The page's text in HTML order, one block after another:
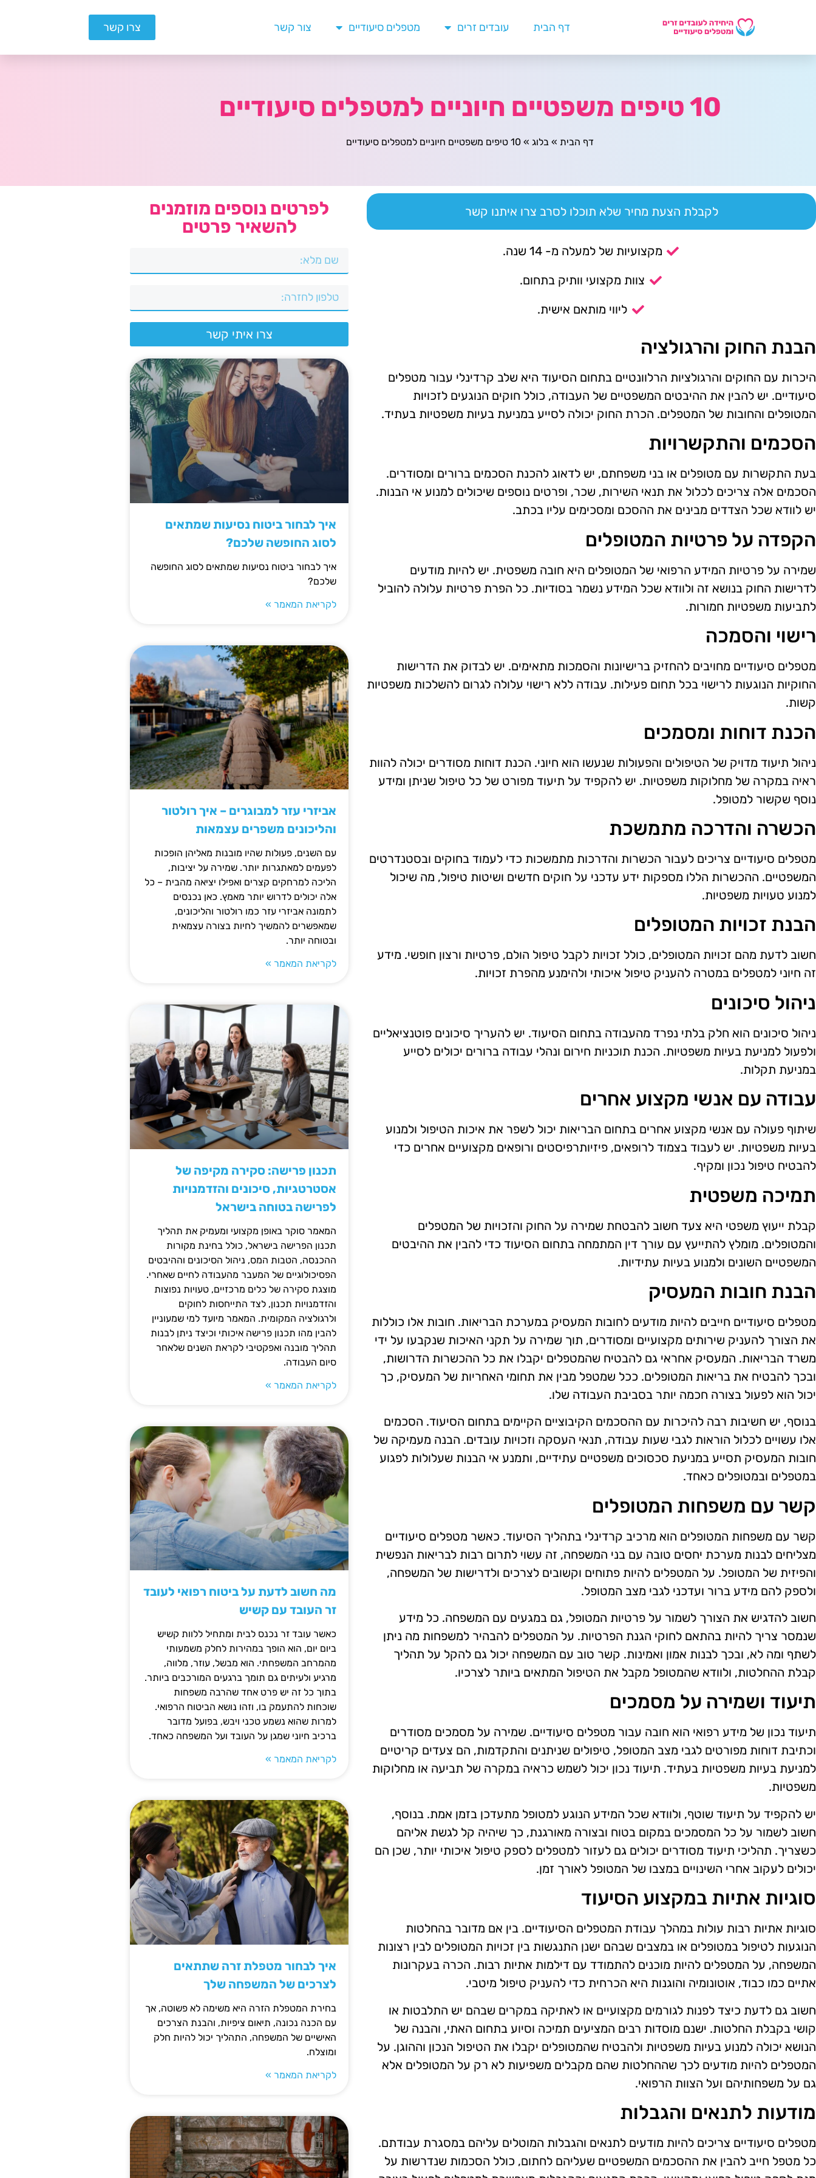
דף הבית עובדים זרים מטפלים סיעודיים צור קשר צרו קשר
10 טיפים משפטיים חיוניים למטפלים סיעודיים
דף הבית » בלוג » 10 טיפים משפטיים חיוניים למטפלים סיעודיים
לקבלת הצעת מחיר שלא תוכלו לסרב צרו איתנו קשר
מקצועיות של למעלה מ- 14 שנה.
צוות מקצועי וותיק בתחום.
ליווי מותאם אישית.
הבנת החוק והרגולציה
היכרות עם החוקים והרגולציות הרלוונטיים בתחום הסיעוד היא שלב קרדינלי עבור מטפלים
סיעודיים. יש להבין את ההיבטים המשפטיים של העבודה, כולל חוקים הנוגעים לזכויות
המטופלים והחובות של המטפלים. הכרת החוק יכולה לסייע במניעת בעיות משפטיות בעתיד.
הסכמים והתקשרויות
בעת התקשרות עם מטופלים או בני משפחתם, יש לדאוג להכנת הסכמים ברורים ומסודרים.
הסכמים אלה צריכים לכלול את תנאי השירות, שכר, ופרטים נוספים שיכולים למנוע אי הבנות.
יש לוודא שכל הצדדים מבינים את ההסכם ומסכימים עליו בכתב.
הקפדה על פרטיות המטופלים
שמירה על פרטיות המידע הרפואי של המטופלים היא חובה משפטית. יש להיות מודעים
לדרישות החוק בנושא זה ולוודא שכל המידע נשמר בסודיות. כל הפרת פרטיות עלולה להוביל
לתביעות משפטיות חמורות.
רישוי והסמכה
מטפלים סיעודיים מחויבים להחזיק ברישיונות והסמכות מתאימים. יש לבדוק את הדרישות
החוקיות הנוגעות לרישוי בכל תחום פעילות. עבודה ללא רישוי עלולה לגרום להשלכות משפטיות
קשות.
הכנת דוחות ומסמכים
ניהול תיעוד מדויק של הטיפולים והפעולות שנעשו הוא חיוני. הכנת דוחות מסודרים יכולה להוות
ראיה במקרה של מחלוקות משפטיות. יש להקפיד על תיעוד מפורט של כל טיפול שניתן ומידע
נוסף שקשור למטופל.
הכשרה והדרכה מתמשכת
מטפלים סיעודיים צריכים לעבור הכשרות והדרכות מתמשכות כדי לעמוד בחוקים ובסטנדרטים
המשפטיים. ההכשרות הללו מספקות ידע עדכני על חוקים חדשים ושיטות טיפול, מה שיכול
למנוע טעויות משפטיות.
הבנת זכויות המטופלים
חשוב לדעת מהם זכויות המטופלים, כולל זכויות לקבל טיפול הולם, פרטיות ורצון חופשי. מידע
זה חיוני למטפלים במטרה להעניק טיפול איכותי ולהימנע מהפרת זכויות.
ניהול סיכונים
ניהול סיכונים הוא חלק בלתי נפרד מהעבודה בתחום הסיעוד. יש להעריך סיכונים פוטנציאליים
ולפעול למניעת בעיות משפטיות. הכנת תוכניות חירום ונהלי עבודה ברורים יכולים לסייע
במניעת תקלות.
עבודה עם אנשי מקצוע אחרים
שיתוף פעולה עם אנשי מקצוע אחרים בתחום הבריאות יכול לשפר את איכות הטיפול ולמנוע
בעיות משפטיות. יש לעבוד בצמוד לרופאים, פיזיותרפיסטים ורופאים מקצועיים אחרים כדי
להבטיח טיפול נכון ומקיף.
תמיכה משפטית
קבלת ייעוץ משפטי היא צעד חשוב להבטחת שמירה על החוק והזכויות של המטפלים
והמטופלים. מומלץ להתייעץ עם עורך דין המתמחה בתחום הסיעוד כדי להבין את ההיבטים
המשפטיים השונים ולמנוע בעיות עתידיות.
הבנת חובות המעסיק
מטפלים סיעודיים חייבים להיות מודעים לחובות המעסיק במערכת הבריאות. חובות אלו כוללות
את הצורך להעניק שירותים מקצועיים ומסודרים, תוך שמירה על תקני האיכות שנקבעו על ידי
משרד הבריאות. המעסיק אחראי גם להבטיח שהמטפלים יקבלו את כל ההכשרות הדרושות,
ובכך להבטיח את בריאות המטופלים. ככל שמטפל מבין את תחומי האחריות של המעסיק, כך
יכול הוא לפעול בצורה חכמה יותר בסביבת העבודה שלו.
בנוסף, יש חשיבות רבה להיכרות עם ההסכמים הקיבוציים הקיימים בתחום הסיעוד. הסכמים
אלו עשויים לכלול הוראות לגבי שעות עבודה, תנאי העסקה וזכויות עובדים. הבנה מעמיקה של
חובות המעסיק תסייע במניעת סכסוכים משפטיים עתידיים, ותמנע אי הבנות שעלולות לפגוע
במטפלים ובמטופלים כאחד.
קשר עם משפחות המטופלים
קשר עם משפחות המטופלים הוא מרכיב קרדינלי בתהליך הסיעוד. כאשר מטפלים סיעודיים
מצליחים לבנות מערכת יחסים טובה עם בני המשפחה, זה עשוי לתרום רבות לבריאות הנפשית
והפיזית של המטופל. על המטפלים להיות פתוחים וקשובים לצרכים ולדרישות של המשפחה,
ולספק להם מידע ברור ועדכני לגבי מצב המטופל.
חשוב להדגיש את הצורך לשמור על פרטיות המטופל, גם במגעים עם המשפחה. כל מידע
שנמסר צריך להיות בהתאם לחוקי הגנת הפרטיות. על המטפלים להבהיר למשפחות מה ניתן
לשתף ומה לא, ובכך לבנות אמון ואמינות. קשר טוב עם המשפחה יכול גם להקל על תהליך
קבלת ההחלטות, ולוודא שהמטופל מקבל את הטיפול המתאים ביותר לצרכיו.
תיעוד ושמירה על מסמכים
תיעוד נכון של מידע רפואי הוא חובה עבור מטפלים סיעודיים. שמירה על מסמכים מסודרים
וכתיבת דוחות מפורטים לגבי מצב המטופל, טיפולים שניתנים והתקדמות, הם צעדים קריטיים
למניעת בעיות משפטיות בעתיד. תיעוד נכון יכול לשמש כראיה במקרה של תביעה או מחלוקות
משפטיות.
יש להקפיד על תיעוד שוטף, ולוודא שכל המידע הנוגע למטופל מתעדכן בזמן אמת. בנוסף,
חשוב לשמור על כל המסמכים במקום בטוח ובצורה מאורגנת, כך שיהיה קל לגשת אליהם
כשצריך. תהליכי תיעוד מסודרים יכולים גם לעזור למטפלים לספק טיפול איכותי יותר, שכן הם
יכולים לעקוב אחרי השינויים במצבו של המטופל לאורך זמן.
סוגיות אתיות במקצוע הסיעוד
סוגיות אתיות רבות עולות במהלך עבודת המטפלים הסיעודיים. בין אם מדובר בהחלטות
הנוגעות לטיפול במטופלים או במצבים שבהם ישנן התנגשות בין זכויות המטופלים לבין רצונות
המשפחה, על המטפלים להיות מוכנים להתמודד עם דילמות אתיות רבות. הכרה בעקרונות
אתיים כמו כבוד, אוטונומיה והוגנות היא הכרחית כדי להעניק טיפול מיטבי.
חשוב גם לדעת כיצד לפנות לגורמים מקצועיים או לאתיקה במקרים שבהם יש התלבטות או
קושי בקבלת החלטות. ישנם מוסדות רבים המציעים תמיכה וסיוע בתחום האתי, והבנה של
הנושא יכולה למנוע בעיות משפטיות ולהבטיח שהמטופלים יקבלו את הטיפול הנכון וההוגן. על
המטפלים להיות מודעים לכך שההחלטות שהם מקבלים משפיעות לא רק על המטופלים אלא
גם על משפחותיהם ועל הצוות הרפואי.
מודעות לתנאים והגבלות
מטפלים סיעודיים צריכים להיות מודעים לתנאים והגבלות המוטלים עליהם במסגרת עבודתם.
כל מטפל חייב להבין את ההסכמים המשפטיים שעליהם לחתום, כולל הסכמות שנדרשות על
לפרטים נוספים מוזמנים
להשאיר פרטים
צרו איתי קשר
איך לבחור ביטוח נסיעות שמתאים
לסוג החופשה שלכם?
איך לבחור ביטוח נסיעות שמתאים לסוג החופשה
שלכם?
לקריאת המאמר »
אביזרי עזר למבוגרים – איך רולטור
והליכונים משפרים עצמאות
עם השנים, פעולות שהיו מובנות מאליהן הופכות
לפעמים למאתגרות יותר. שמירה על יציבות,
הליכה למרחקים קצרים ואפילו יציאה מהבית – כל
אלה יכולים לדרוש יותר מאמץ. כאן נכנסים
לתמונה אביזרי עזר כמו רולטור והליכונים,
שמאפשרים להמשיך לחיות בצורה עצמאית
ובטוחה יותר.
לקריאת המאמר »
תכנון פרישה: סקירה מקיפה של
אסטרטגיות, סיכונים והזדמנויות
לפרישה בטוחה בישראל
המאמר סוקר באופן מקצועי ומעמיק את תהליך
תכנון הפרישה בישראל, כולל בחינת מקורות
ההכנסה, הטבות המס, ניהול הסיכונים וההיבטים
הפסיכולוגיים של המעבר מהעבודה לחיים שאחרי.
מוצגת סקירה של כלים מרכזיים, טעויות נפוצות
והזדמנויות תכנון, לצד התייחסות לחוקים
ולרגולציה המקומית. המאמר מיועד למי שמעוניין
להבין מהו תכנון פרישה איכותי וכיצד ניתן לבנות
תהליך מובנה ואפקטיבי לקראת השנים שלאחר
סיום העבודה.
לקריאת המאמר »
מה חשוב לדעת על ביטוח רפואי לעובד
זר העובד עם קשיש
כאשר עובד זר נכנס לבית ומתחיל ללוות קשיש
ביום יום, הוא הופך במהירות לחלק משמעותי
מהמרחב המשפחתי. הוא מבשל, עוזר, מלווה,
מרגיע ולעיתים גם תומך ברגעים המורכבים ביותר.
בתוך כל זה יש פרט אחד שהרבה משפחות
שוכחות להתעמק בו, וזהו נושא הביטוח הרפואי.
למרות שהוא נשמע טכני ויבש, בפועל מדובר
ברכיב חיוני שמגן על העובד ועל המשפחה כאחד.
לקריאת המאמר »
איך לבחור מטפלת זרה שתתאים
לצרכים של המשפחה שלך
בחירת המטפלת הזרה היא משימה לא פשוטה, אך
עם הכנה נכונה, תיאום ציפיות, והבנת הצרכים
האישיים של המשפחה, התהליך יכול להיות חלק
ומוצלח.
לקריאת המאמר »